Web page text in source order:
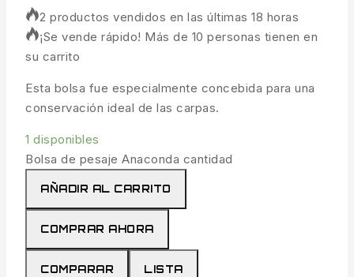
2 productos vendidos en las últimas 18 horas
¡Se vende rápido! Más de 10 personas tienen en
su carrito
Esta bolsa fue especialmente concebida para una
conservación ideal de las carpas.
1 disponibles
Bolsa de pesaje Anaconda cantidad
AÑADIR AL CARRITO
COMPRAR AHORA
COMPARAR LISTA